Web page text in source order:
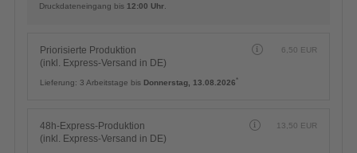
Druckdateneingang bis 12:00 Uhr
Priorisierte Produktion
(inkl. Express-Versand in DE)
6,50 EUR
Lieferung: 3 Arbeitstage bis Donnerstag, 13.08.2026*
48h-Express-Produktion
(inkl. Express-Versand in DE)
13,50 EUR